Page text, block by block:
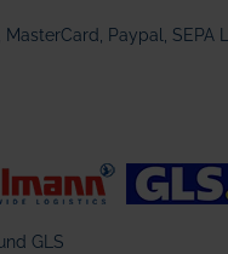
MasterCard, Paypal, SEPA
GLS